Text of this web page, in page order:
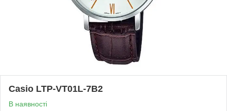
Casio LTP-VT01L-7B2
В наявності